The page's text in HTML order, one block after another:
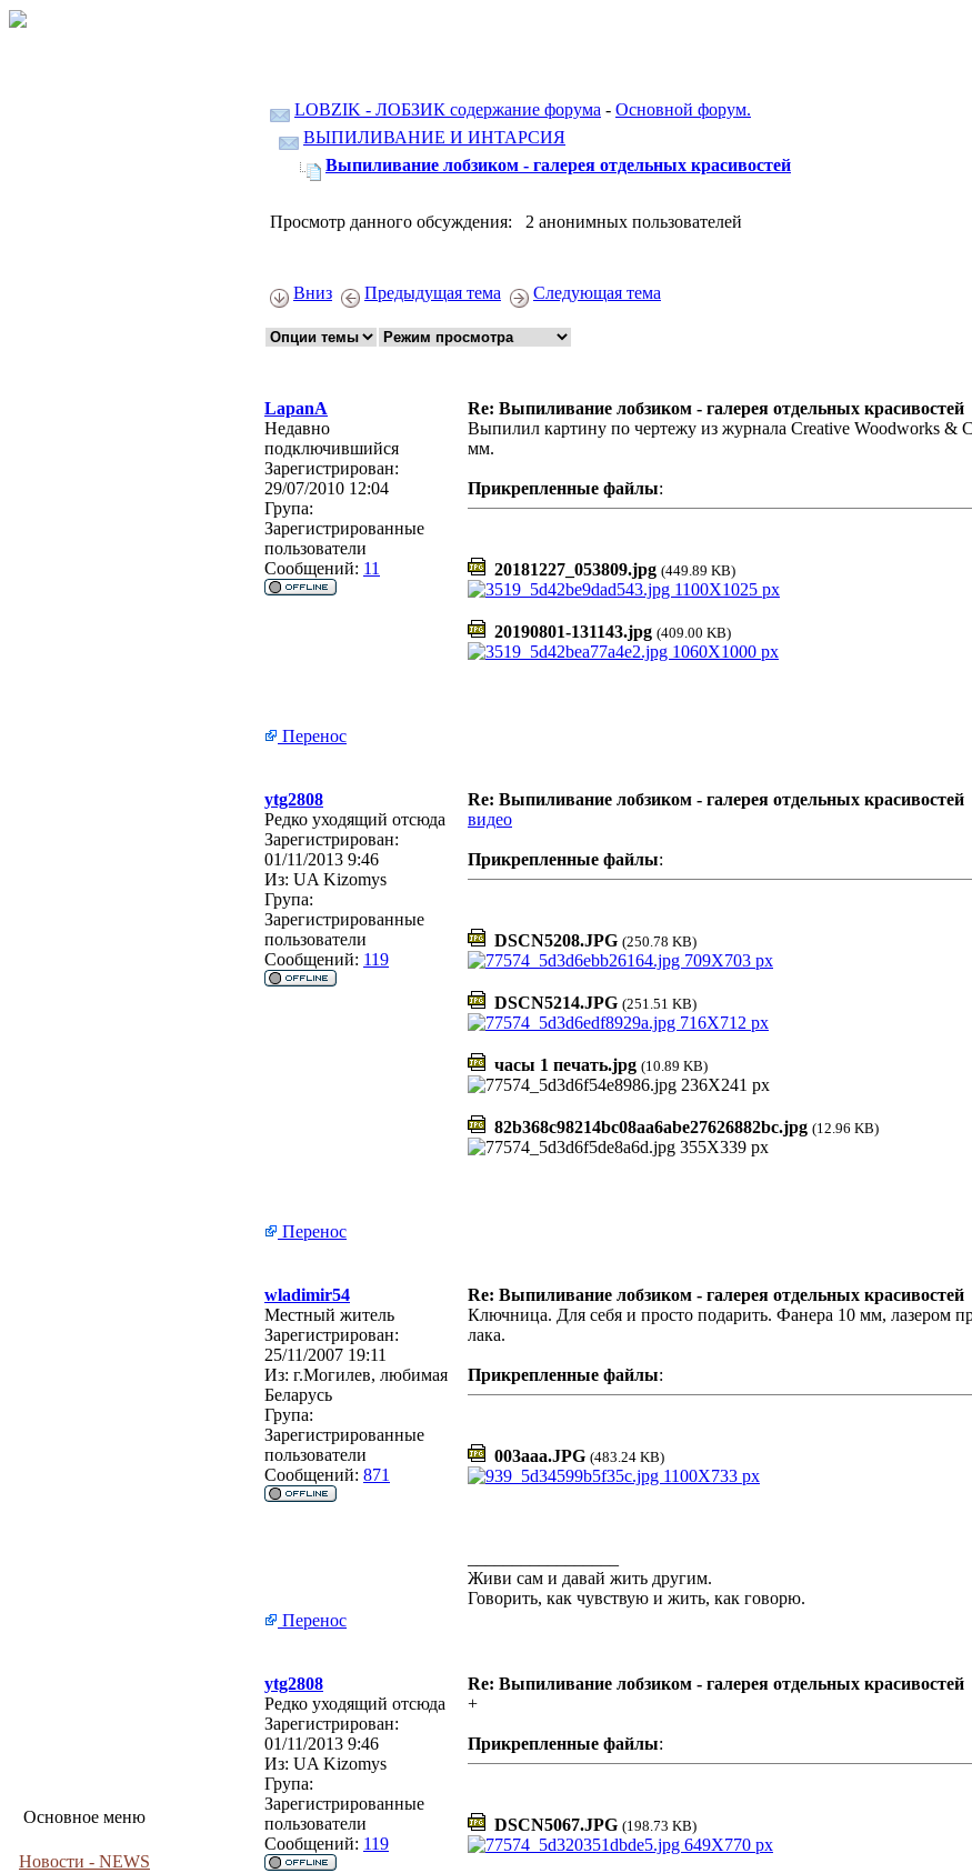
Основное меню
Новости - NEWS
LOBZIK - ЛОБЗИК содержание форума - Основной форум.
ВЫПИЛИВАНИЕ И ИНТАРСИЯ
Выпиливание лобзиком - галерея отдельных красивостей
Просмотр данного обсуждения: 2 анонимных пользователей
Вниз Предыдущая тема Следующая тема
LapanA Re: Выпиливание лобзиком - галерея отдельных красивостей
Недавно
подключившийся
Зарегистрирован:
29/07/2010 12:04
Група:
Зарегистрированные
пользователи
Сообщений: 11
Выпилил картину по чертежу из журнала Creative Woodworks &
мм.
Прикрепленные файлы:
20181227_053809.jpg (449.89 KB)
20190801-131143.jpg (409.00 KB)
Перенос
ytg2808 Re: Выпиливание лобзиком - галерея отдельных красивостей
Редко уходящий отсюда
Зарегистрирован:
01/11/2013 9:46
Из: UA Kizomys
Група:
Зарегистрированные
пользователи
Сообщений: 119
видео
Прикрепленные файлы:
DSCN5208.JPG (250.78 KB)
DSCN5214.JPG (251.51 KB)
часы 1 печать.jpg (10.89 KB)
82b368c98214bc08aa6abe27626882bc.jpg (12.96 KB)
Перенос
wladimir54 Re: Выпиливание лобзиком - галерея отдельных красивостей
Местный житель
Зарегистрирован:
25/11/2007 19:11
Из: г.Могилев, любимая
Беларусь
Група:
Зарегистрированные
пользователи
Сообщений: 871
Ключница. Для себя и просто подарить. Фанера 10 мм, лазером
лака.
Прикрепленные файлы:
003ааа.JPG (483.24 KB)
Живи сам и давай жить другим.
Говорить, как чувствую и жить, как говорю.
Перенос
ytg2808 Re: Выпиливание лобзиком - галерея отдельных красивостей
Редко уходящий отсюда
Зарегистрирован:
01/11/2013 9:46
Из: UA Kizomys
Група:
Зарегистрированные
пользователи
Сообщений: 119
+
Прикрепленные файлы:
DSCN5067.JPG (198.73 KB)